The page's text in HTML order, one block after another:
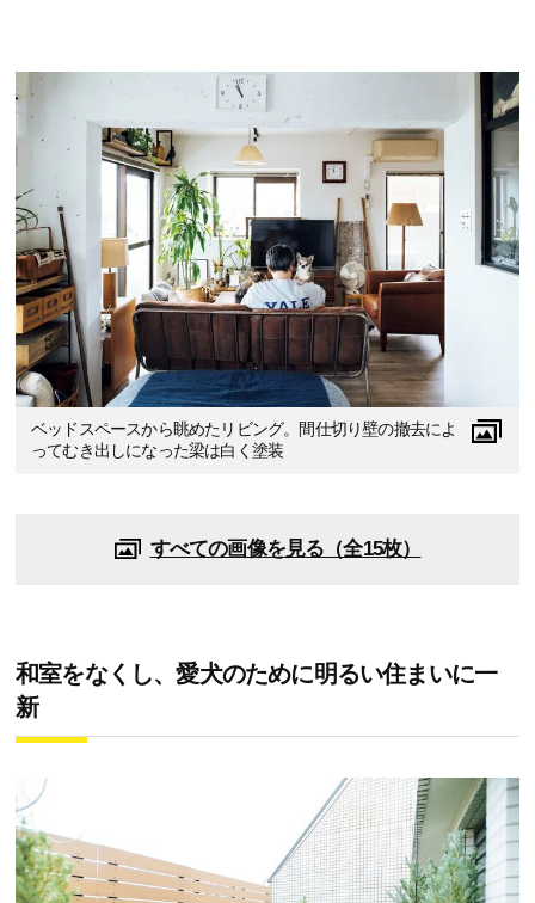
ベッドスペースから眺めたリビング。間仕切り壁の撤去によ
ってむき出しになった梁は白く塗装
すべての画像を見る（全15枚）
和室をなくし、愛犬のために明るい住まいに一
新